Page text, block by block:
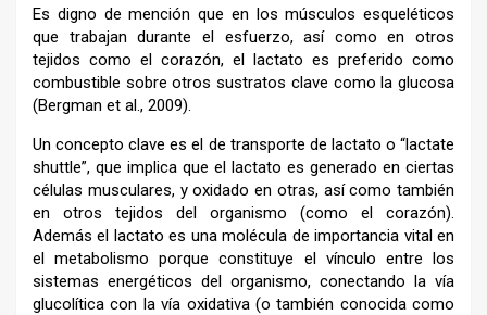
Es digno de mención que en los músculos esqueléticos
que trabajan durante el esfuerzo, así como en otros
tejidos como el corazón, el lactato es preferido como
combustible sobre otros sustratos clave como la glucosa
(Bergman et al., 2009).
Un concepto clave es el de transporte de lactato o “lactate
shuttle”, que implica que el lactato es generado en ciertas
células musculares, y oxidado en otras, así como también
en otros tejidos del organismo (como el corazón).
Además el lactato es una molécula de importancia vital en
el metabolismo porque constituye el vínculo entre los
sistemas energéticos del organismo, conectando la vía
glucolítica con la vía oxidativa (o también conocida como